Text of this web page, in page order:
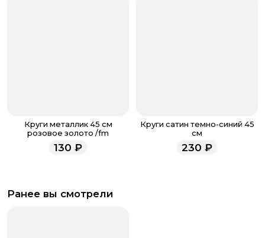
Круги металлик 45 см
розовое золото /fm
130 ₽
Круги сатин темно-синий 45
см
230 ₽
Ранее вы смотрели